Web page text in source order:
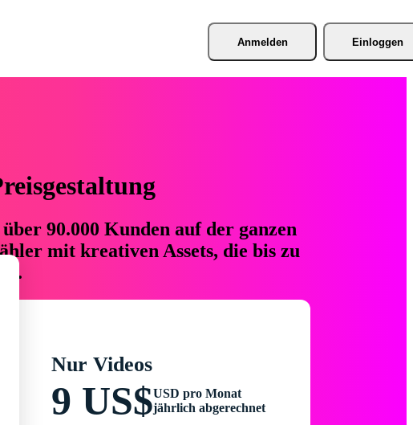
Anmelden Einloggen
90.000 Kunden auf der ganzen
mit kreativen Assets, die bis zu
Nur Videos
9 US$USD pro Monat
jährlich abgerechnet